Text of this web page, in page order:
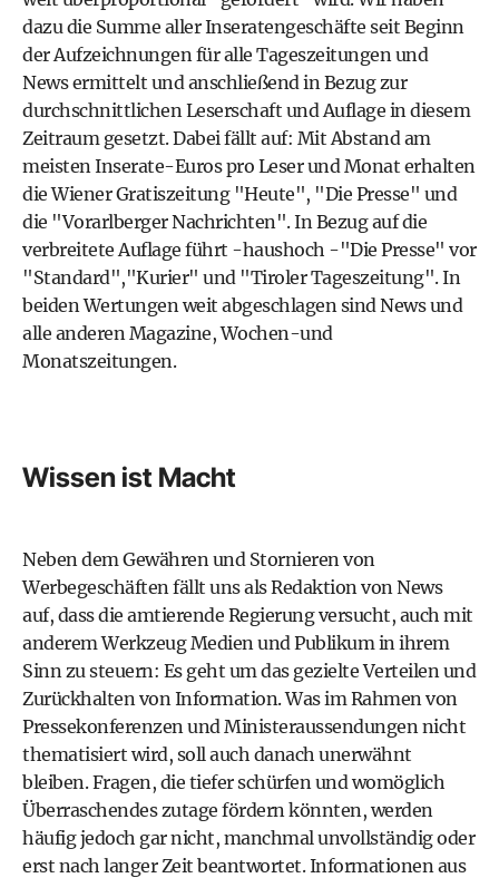
dazu die Summe aller Inseratengeschäfte seit Beginn
der Aufzeichnungen für alle Tageszeitungen und
News ermittelt und anschließend in Bezug zur
durchschnittlichen Leserschaft und Auflage in diesem
Zeitraum gesetzt. Dabei fällt auf: Mit Abstand am
meisten Inserate-Euros pro Leser und Monat erhalten
die Wiener Gratiszeitung "Heute", "Die Presse" und
die "Vorarlberger Nachrichten". In Bezug auf die
verbreitete Auflage führt -haushoch -"Die Presse" vor
"Standard","Kurier" und "Tiroler Tageszeitung". In
beiden Wertungen weit abgeschlagen sind News und
alle anderen Magazine, Wochen-und
Monatszeitungen.
Wissen ist Macht
Neben dem Gewähren und Stornieren von
Werbegeschäften fällt uns als Redaktion von News
auf, dass die amtierende Regierung versucht, auch mit
anderem Werkzeug Medien und Publikum in ihrem
Sinn zu steuern: Es geht um das gezielte Verteilen und
Zurückhalten von Information. Was im Rahmen von
Pressekonferenzen und Ministeraussendungen nicht
thematisiert wird, soll auch danach unerwähnt
bleiben. Fragen, die tiefer schürfen und womöglich
Überraschendes zutage fördern könnten, werden
häufig jedoch gar nicht, manchmal unvollständig oder
erst nach langer Zeit beantwortet. Informationen aus